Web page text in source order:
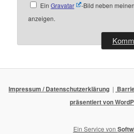
Ein Gravatar
-Bild neben
anzeigen.
Impressum / Datenschutzerklärung
präsentiert von
Ein Service von